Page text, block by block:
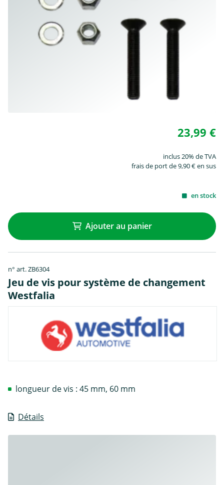
23,99 €
inclus 20% de TVA
frais de port de 9,90 € en sus
en stock
Ajouter au panier
n° art. ZB6304
Jeu de vis pour système de changement
Westfalia
Détails
longueur de vis : 45 mm, 60 mm